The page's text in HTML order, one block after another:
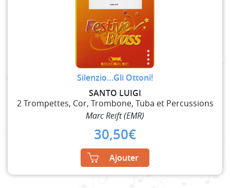
Silenzio…Gli Ottoni!
SANTO LUIGI
2 Trompettes, Cor, Trombone, Tuba et Percussions
Marc Reift (EMR)
30,50€
Ajouter